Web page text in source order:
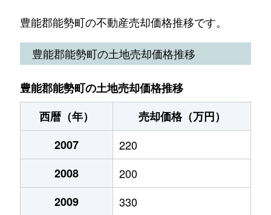
豊能郡能勢町の不動産売却価格推移です。
豊能郡能勢町の土地売却価格推移
豊能郡能勢町の土地売却価格推移
西暦（年）
売却価格（万円）
2007
220
2008
200
2009
330